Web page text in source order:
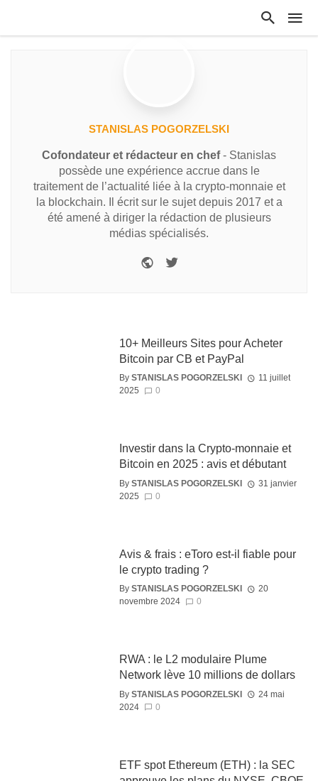
STANISLAS POGORZELSKI
Cofondateur et rédacteur en chef- Stanislas
possède une expérience accrue dans le
traitement de l’actualité liée à la crypto-monnaie et
la blockchain. Il écrit sur le sujet depuis 2017 et a
été amené à diriger la rédaction de plusieurs
médias spécialisés.
10+ Meilleurs Sites pour Acheter
Bitcoin par CB et PayPal
By STANISLAS POGORZELSKI
11 juillet
2025
0
Investir dans la Crypto-monnaie et
Bitcoin en 2025 : avis et débutant
By STANISLAS POGORZELSKI
31 janvier
2025
0
Avis & frais : eToro est-il fiable pour
le crypto trading ?
By STANISLAS POGORZELSKI
20
novembre 2024
0
RWA : le L2 modulaire Plume
Network lève 10 millions de dollars
By STANISLAS POGORZELSKI
24 mai
2024
0
ETF spot Ethereum (ETH) : la SEC